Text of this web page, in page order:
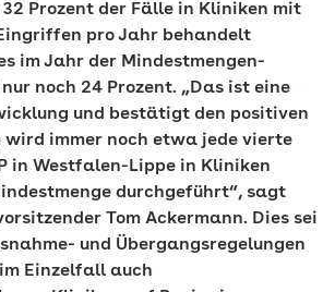
Prozent der Fälle in Kliniken mit
pro Jahr behandelt
im Jahr der Mindestmengen-
noch 24 Prozent. „Das ist eine
und bestätigt den positiven
wird immer noch etwa jede vierte
in Westfalen-Lippe in Kliniken
durchgeführt“, sagt
Tom Ackermann. Dies sei
und Übergangsregelungen
Einzelfall auch